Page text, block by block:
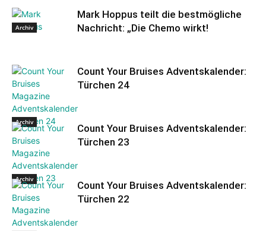
Archiv
Mark Hoppus teilt die bestmögliche
Nachricht: „Die Chemo wirkt!
Archiv
Count Your Bruises Adventskalender:
Türchen 24
Archiv
Count Your Bruises Adventskalender:
Türchen 23
Count Your Bruises Adventskalender:
Türchen 22